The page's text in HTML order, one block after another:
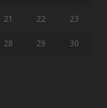
21 22 23
28 29 30